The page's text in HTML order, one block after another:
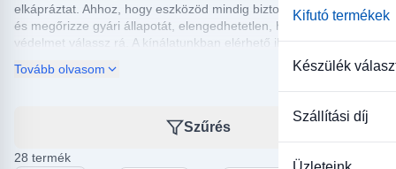
Kifutó termékek
Készülék
Szállítási díj
elkápráztat. Ahhoz, hogy eszközöd mindig biztonságban legyen,
és megőrizze gyári állapotát, elengedhetetlen, hogy megfelelő
védelmet válassz rá. A kínálatunkban elérhető iPad Pro 11 tokok
tökéletesen illeszkednek a készülékhez, így biztosítva nemcsak a
védelmet, hanem a kényelmes használatot is.
Különféle stílusok és színek közül válogathatsz, hogy egyedi
igényeidnek megfelelően alakíthasd iPad Pro 11-ed
megjelenését. Legyen szó elegáns bőr tokokról, minimalista
dizájnú szilikon borításról vagy sokoldalú, műanyagból készült
Tovább olvasom
Szűrés
28 termék